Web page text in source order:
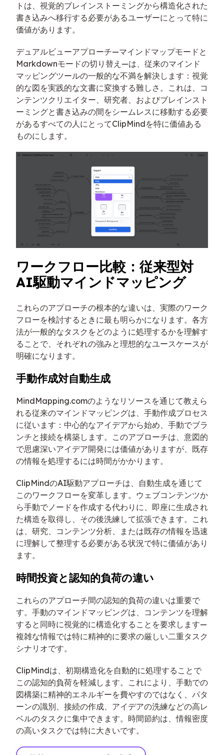
トは、視覚的ブレインストーミングから構造化された
書き込みへ移行する必要があるユーザーにとって特に
価値があります。
デュアルビューアプローチ—マインドマップモードと
Markdownモードの切り替え—は、従来のマインド
マッピングツールの一般的な不満を解決します：視覚
的な図を実践的な文書に変換する難しさ。これは、コ
ンテンツクリエイター、研究者、およびブレインスト
ーミングと書き込みの間をシームレスに移動する必要
があるすべての人にとってClipMindを特に価値ある
ものにします。
ワークフロー比較：従来型対
AI駆動マインドマッピング
これらのアプローチの根本的な違いは、実際のワーク
フローを検討するときに最も明らかになります。各方
法が一般的なタスクをどのように処理するかを理解す
ることで、それぞれの強みと理想的なユースケースが
明確になります。
手動作成対自動生成
MindMapping.comのようなリソースを通じて教えら
れる従来のマインドマッピングは、手動作成プロセス
に従います：中心的なアイデアから始め、手動でブラ
ンチと接続を構築します。このアプローチは、意図的
で思慮深いアイデア開発には価値がありますが、既存
の情報を処理するには時間がかかります。
ClipMindのAI駆動アプローチは、自動生成を通じて
このワークフローを変革します。ウェブコンテンツか
ら手動でノードを作成する代わりに、即座に生成され
た構造を取得し、その後洗練して拡張できます。これ
は、研究、コンテンツ分析、または既存の情報を迅速
に理解して整理する必要がある状況で特に価値があり
ます。
時間投資と認知的負荷の違い
これらのアプローチ間の認知的負荷の違いは重要で
す。手動のマインドマッピングは、コンテンツを理解
すると同時に視覚的に構造化することを要求します—
複雑な情報では特に精神的に要求の厳しい二重タスク
シナリオです。
ClipMindは、初期構造化を自動的に処理することで
この認知的負荷を軽減します。これにより、手動での
図構築に精神的エネルギーを費やすのではなく、パタ
ーンの識別、接続の作成、アイデアの洗練などの高レ
ベルのタスクに集中できます。時間節約は、情報密度
の高いタスクでは特に大きいです。